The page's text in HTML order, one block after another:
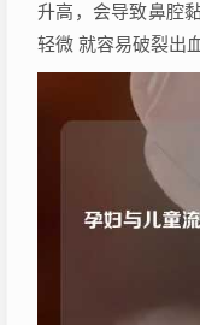
升高，会导致鼻腔
轻微 就容易破裂出血